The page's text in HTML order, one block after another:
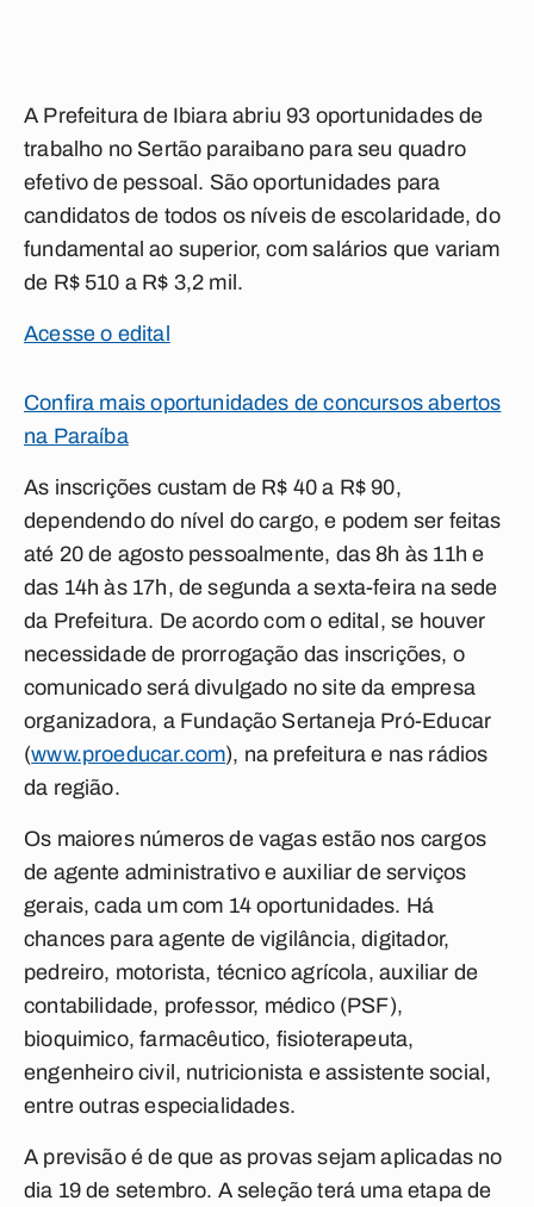
A Prefeitura de Ibiara abriu 93 oportunidades de
trabalho no Sertão paraibano para seu quadro
efetivo de pessoal. São oportunidades para
candidatos de todos os níveis de escolaridade, do
fundamental ao superior, com salários que variam
de R$ 510 a R$ 3,2 mil.
Acesse o edital
Confira mais oportunidades de concursos abertos
na Paraíba
As inscrições custam de R$ 40 a R$ 90,
dependendo do nível do cargo, e podem ser feitas
até 20 de agosto pessoalmente, das 8h às 11h e
das 14h às 17h, de segunda a sexta-feira na sede
da Prefeitura. De acordo com o edital, se houver
necessidade de prorrogação das inscrições, o
comunicado será divulgado no site da empresa
organizadora, a Fundação Sertaneja Pró-Educar
(www.proeducar.com), na prefeitura e nas rádios
da região.
Os maiores números de vagas estão nos cargos
de agente administrativo e auxiliar de serviços
gerais, cada um com 14 oportunidades. Há
chances para agente de vigilância, digitador,
pedreiro, motorista, técnico agrícola, auxiliar de
contabilidade, professor, médico (PSF),
bioquimico, farmacêutico, fisioterapeuta,
engenheiro civil, nutricionista e assistente social,
entre outras especialidades.
A previsão é de que as provas sejam aplicadas no
dia 19 de setembro. A seleção terá uma etapa de